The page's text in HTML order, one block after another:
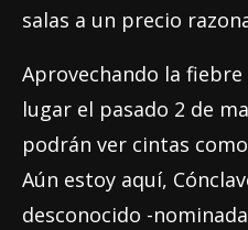
salas a un precio
Aprovechando la
lugar el pasado 2 de
podrán ver cintas
Aún estoy aquí,
desconocido -